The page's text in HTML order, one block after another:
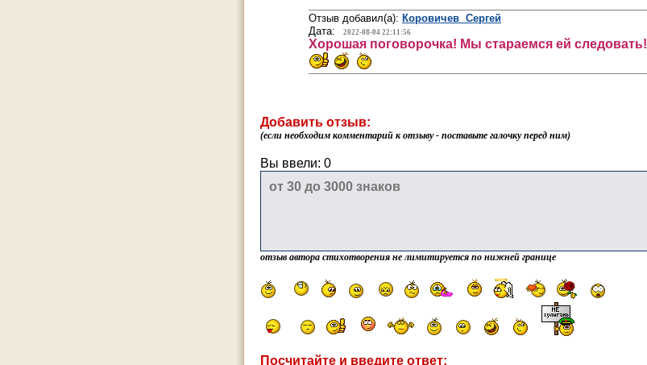
Отзыв добавил(а): Коровичев Сергей
Дата:
2022-08-04 22:11:56
Хорошая поговорочка! Мы стараемся ей следовать!
Добавить отзыв:
(если необходим комментарий к отзыву - поставьте галочку перед ним)
Вы ввели: 0
отзыв автора стихотворения не лимитируется по нижней границе
Посчитайте и введите ответ: